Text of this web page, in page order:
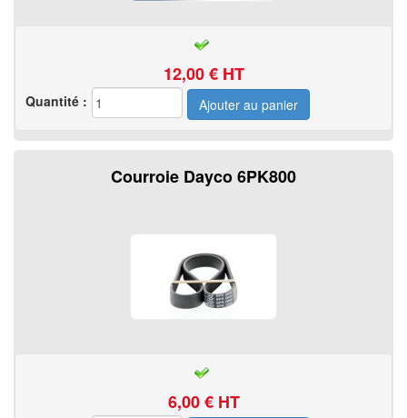
12,00€ HT
Quantité :
Courroie Dayco 6PK800
6,00€ HT